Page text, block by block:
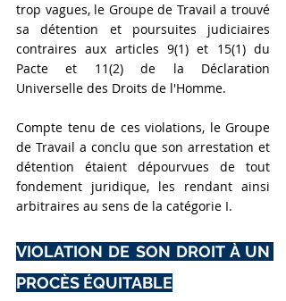
trop vagues, le Groupe de Travail a trouvé
sa détention et poursuites judiciaires
contraires aux articles 9(1) et 15(1) du
Pacte et 11(2) de la Déclaration
Universelle des Droits de l'Homme.
Compte tenu de ces violations, le Groupe
de Travail a conclu que son arrestation et
détention étaient dépourvues de tout
fondement juridique, les rendant ainsi
arbitraires au sens de la catégorie I.
VIOLATION DE SON DROIT À UN
PROCÈS ÉQUITABLE